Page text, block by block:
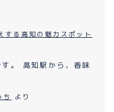
する高知の魅力スポット
。 高知駅から、香味
ち より